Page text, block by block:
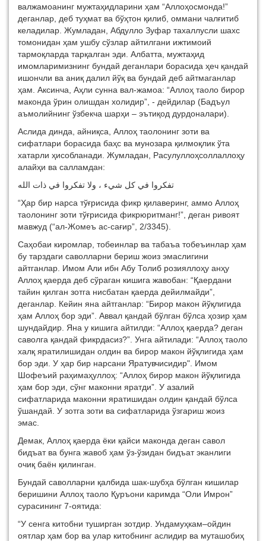
валжамоанинг мужтаҳидларини ҳам “Аллоҳосмонда!”
деганлар деб туҳмат ва бўҳтон қилиб оммани чалғитиб
келадилар Жумладан, Абдулло Зуфар тахаллусли шахс
томонидан ҳам ушбу сўзлар айтилгани ижтимоий
тармоқларда тарқалган эди. Албатта, мужтаҳид
имомларимизнинг бундай деганлари борасида ҳеч қандай
ишончли ва аниқ далил йўқ ва бундай деб айтмаганлар
ҳам Аксинча, Аҳли сунна вал-жамоа: “Аллоҳ таоло бирор
маконда ўрин олишдан холидир”, - дейдилар (Бадъул
аъмолийнинг ўзбекча шарҳи – эътиқод дурдоналари).
Аслида динда, айниқса, Аллоҳ таолонинг зоти ва
сифатлари борасида баҳс ва мунозара қилмоқлик ўта
хатарли ҳисобланади Жумладан Расулуллоҳсоллаллоҳу
алайҳи ва салламдан:
تفكروا في كل شيء ، ولا تفكروا في ذات الله
“Ҳар бир нарса тўғрисида фикр қилаверинг, аммо Аллоҳ
таолонинг зоти тўғрисида фикрюритманг!”, деган ривоят
мавжуд (“ал-Жомеъ ас-сағир”, 2/3345).
Саҳобаи киромлар, тобеинлар ва табаъа тобеъинлар ҳам
бу тарздаги саволларни бериш жоиз эмаслигини
айтганлар. Имом Али ибн Абу Толиб розияллоҳу анҳу
Аллоҳ қаерда деб сўраган кишига жавобан: “Қаердани
тайин қилган зотга нисбатан қаерда дейилмайди”,
деганлар. Кейин яна айтганлар: “Бирор макон йўқлигида
ҳам Аллоҳ бор эди”. Аввал қандай бўлган бўлса ҳозир ҳам
шундайдир. Яна у кишига айтилди: “Аллоҳ қаерда? деган
саволга қандай фикрдасиз?”. Унга айтилади: “Аллоҳ таоло
халқ яратилишидан олдин ва бирор макон йўқлигида ҳам
бор эди. У ҳар бир нарсани Яратувчисидир". Имом
Шофеъий раҳимаҳуллоҳ: “Аллоҳ бирор макон йўқлигида
ҳам бор эди, сўнг маконни яратди”. У азалий
сифатларида маконни яратишидан олдин қандай бўлса
ўшандай. У зотга зоти ва сифатларида ўзгариш жоиз
эмас.
Демак, Аллоҳ қаерда ёки қайси маконда деган савол
бидъат ва бунга жавоб ҳам ўз-ўзидан бидъат эканлиги
очиқ баён қилинган.
Бундай саволларни қалбида шак-шубҳа бўлган кишилар
беришини Аллоҳ таоло Қуръони каримда “Оли Имрон”
сурасининг 7-оятида:
“У сенга китобни туширган зотдир Ундамуҳкам–ойдин
оятлар ҳам бор ва улар китобнинг аслидир ва муташобиҳ